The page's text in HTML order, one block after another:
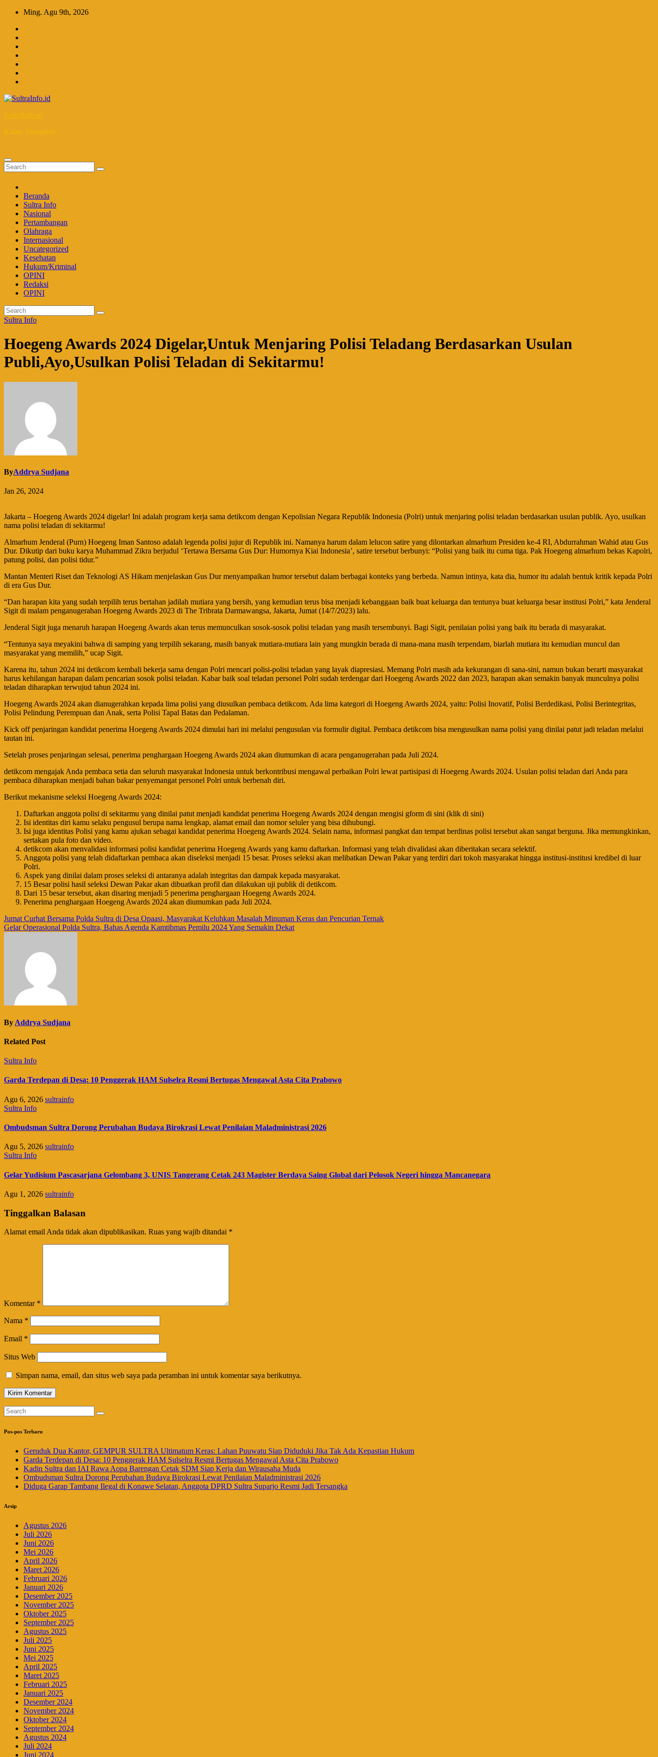
Skip
content
Ming. Agu 9th, 2026
SultraInfo.id
Kabar Terupdate
Beranda
Sultra Info
Nasional
Pertambangan
Olahraga
Internasional
Uncategorized
Kesehatan
Hukum/Kriminal
OPINI
Redaksi
OPINI
Sultra Info
Hoegeng Awards 2024 Digelar,Untuk Menjaring Polisi Teladang Berdasarkan Usulan
Publi,Ayo,Usulkan Polisi Teladan di Sekitarmu!
ByAddrya Sudjana
Jan 26, 2024
Jakarta – Hoegeng Awards 2024 digelar! Ini adalah program kerja sama detikcom dengan Kepolisian Negara Republik Indonesia (Polri) untuk menjaring polisi teladan berdasarkan usulan publik. Ayo, usulkan
nama polisi teladan di sekitarmu!
Almarhum Jenderal (Purn) Hoegeng Iman Santoso adalah legenda polisi jujur di Republik ini. Namanya harum dalam lelucon satire yang dilontarkan almarhum Presiden ke-4 RI, Abdurrahman Wahid atau Gus
Dur. Dikutip dari buku karya Muhammad Zikra berjudul ‘Tertawa Bersama Gus Dur: Humornya Kiai Indonesia’, satire tersebut berbunyi: “Polisi yang baik itu cuma tiga. Pak Hoegeng almarhum bekas Kapolri,
patung polisi, dan polisi tidur.”
Mantan Menteri Riset dan Teknologi AS Hikam menjelaskan Gus Dur menyampaikan humor tersebut dalam berbagai konteks yang berbeda. Namun intinya, kata dia, humor itu adalah bentuk kritik kepada Polri
di era Gus Dur.
“Dan harapan kita yang sudah terpilih terus bertahan jadilah mutiara yang bersih, yang kemudian terus bisa menjadi kebanggaan baik buat keluarga dan tentunya buat keluarga besar institusi Polri,” kata Jenderal
Sigit di malam penganugerahan Hoegeng Awards 2023 di The Tribrata Darmawangsa, Jakarta, Jumat (14/7/2023) lalu.
Jenderal Sigit juga menaruh harapan Hoegeng Awards akan terus memunculkan sosok-sosok polisi teladan yang masih tersembunyi. Bagi Sigit, penilaian polisi yang baik itu berada di masyarakat.
“Tentunya saya meyakini bahwa di samping yang terpilih sekarang, masih banyak mutiara-mutiara lain yang mungkin berada di mana-mana masih terpendam, biarlah mutiara itu kemudian muncul dan
masyarakat yang memilih,” ucap Sigit.
Karena itu, tahun 2024 ini detikcom kembali bekerja sama dengan Polri mencari polisi-polisi teladan yang layak diapresiasi. Memang Polri masih ada kekurangan di sana-sini, namun bukan berarti masyarakat
harus kehilangan harapan dalam pencarian sosok polisi teladan. Kabar baik soal teladan personel Polri sudah terdengar dari Hoegeng Awards 2022 dan 2023, harapan akan semakin banyak munculnya polisi
teladan diharapkan terwujud tahun 2024 ini.
Hoegeng Awards 2024 akan dianugerahkan kepada lima polisi yang diusulkan pembaca detikcom. Ada lima kategori di Hoegeng Awards 2024, yaitu: Polisi Inovatif, Polisi Berdedikasi, Polisi Berintegritas,
Polisi Pelindung Perempuan dan Anak, serta Polisi Tapal Batas dan Pedalaman.
Kick off penjaringan kandidat penerima Hoegeng Awards 2024 dimulai hari ini melalui pengusulan via formulir digital. Pembaca detikcom bisa mengusulkan nama polisi yang dinilai patut jadi teladan melalui
tautan ini.
Setelah proses penjaringan selesai, penerima penghargaan Hoegeng Awards 2024 akan diumumkan di acara penganugerahan pada Juli 2024.
detikcom mengajak Anda pembaca setia dan seluruh masyarakat Indonesia untuk berkontribusi mengawal perbaikan Polri lewat partisipasi di Hoegeng Awards 2024. Usulan polisi teladan dari Anda para
pembaca diharapkan menjadi bahan bakar penyemangat personel Polri untuk berbenah diri.
Berikut mekanisme seleksi Hoegeng Awards 2024:
Daftarkan anggota polisi di sekitarmu yang dinilai patut menjadi kandidat penerima Hoegeng Awards 2024 dengan mengisi gform di sini (klik di sini)
Isi identitas diri kamu selaku pengusul berupa nama lengkap, alamat email dan nomor seluler yang bisa dihubungi.
Isi juga identitas Polisi yang kamu ajukan sebagai kandidat penerima Hoegeng Awards 2024. Selain nama, informasi pangkat dan tempat berdinas polisi tersebut akan sangat berguna. Jika memungkinkan,
sertakan pula foto dan video.
detikcom akan menvalidasi informasi polisi kandidat penerima Hoegeng Awards yang kamu daftarkan. Informasi yang telah divalidasi akan diberitakan secara selektif.
Anggota polisi yang telah didaftarkan pembaca akan diseleksi menjadi 15 besar. Proses seleksi akan melibatkan Dewan Pakar yang terdiri dari tokoh masyarakat hingga institusi-institusi kredibel di luar
Polri.
Aspek yang dinilai dalam proses seleksi di antaranya adalah integritas dan dampak kepada masyarakat.
15 Besar polisi hasil seleksi Dewan Pakar akan dibuatkan profil dan dilakukan uji publik di detikcom.
Dari 15 besar tersebut, akan disaring menjadi 5 penerima penghargaan Hoegeng Awards 2024.
Penerima penghargaan Hoegeng Awards 2024 akan diumumkan pada Juli 2024.
Navigasi
pos
Jumat Curhat Bersama Polda Sultra di Desa Opaasi, Masyarakat Keluhkan Masalah Minuman Keras dan Pencurian Ternak
Gelar Operasional Polda Sultra, Bahas Agenda Kamtibmas Pemilu 2024 Yang Semakin Dekat
By Addrya Sudjana
Related Post
Sultra Info
Garda Terdepan di Desa: 10 Penggerak HAM Sulselra Resmi Bertugas Mengawal Asta Cita Prabowo
Agu 6, 2026 sultrainfo
Sultra Info
Ombudsman Sultra Dorong Perubahan Budaya Birokrasi Lewat Penilaian Maladministrasi 2026
Agu 5, 2026 sultrainfo
Sultra Info
Gelar Yudisium Pascasarjana Gelombang 3, UNIS Tangerang Cetak 243 Magister Berdaya Saing Global dari Pelosok Negeri hingga Mancanegara
Agu 1, 2026 sultrainfo
Tinggalkan Balasan
Alamat email Anda tidak akan dipublikasikan. Ruas yang wajib ditandai *
Komentar *
Nama *
Email *
Situs Web
Simpan nama, email, dan situs web saya pada peramban ini untuk komentar saya berikutnya.
Pos-pos Terbaru
Geruduk Dua Kantor, GEMPUR SULTRA Ultimatum Keras: Lahan Puuwatu Siap Diduduki Jika Tak Ada Kepastian Hukum
Garda Terdepan di Desa: 10 Penggerak HAM Sulselra Resmi Bertugas Mengawal Asta Cita Prabowo
Kadin Sultra dan IAI Rawa Aopa Barengan Cetak SDM Siap Kerja dan Wirausaha Muda
Ombudsman Sultra Dorong Perubahan Budaya Birokrasi Lewat Penilaian Maladministrasi 2026
Diduga Garap Tambang Ilegal di Konawe Selatan, Anggota DPRD Sultra Suparjo Resmi Jadi Tersangka
Arsip
Agustus 2026
Juli 2026
Juni 2026
Mei 2026
April 2026
Maret 2026
Februari 2026
Januari 2026
Desember 2025
November 2025
Oktober 2025
September 2025
Agustus 2025
Juli 2025
Juni 2025
Mei 2025
April 2025
Maret 2025
Februari 2025
Januari 2025
Desember 2024
November 2024
Oktober 2024
September 2024
Agustus 2024
Juli 2024
Juni 2024